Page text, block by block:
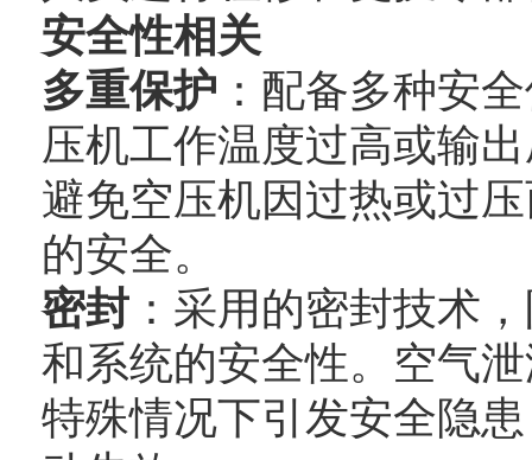
安全性相关
多重保护 ：配备多种安
压机工作温度过高或输
避免空压机因过热或过
的安全。
密封 ：采用的密封技术
和系统的安全性。空气
特殊情况下引发安全隐